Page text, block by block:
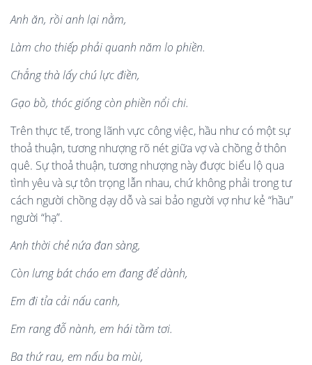
Anh ăn, rồi anh lại nằm,
Làm cho thiếp phải quanh năm lo phiền.
Chẳng thàlấy chú lực điền,
Gạo bồ, thóc giống còn phiền nổi chi.
Trên thực tế, trong lãnh vực công việc, hầu như có một sự
thoả thuận, tương nhượng rõ nét giữa vợ và chồng ở thôn
quê. Sự thoả thuận, tương nhượng này được biểu lộ qua
tình yêu và sự tôn trọng lẫn nhau, chứ không phải trong tư
cách người chồng dạy dỗ và sai bảo người vợ như kẻ “hầu”
người “hạ”.
Anh thời chẻ nứa đan sàng,
Còn lưng bát cháo em đangđể dành,
Em đi tỉa cải nấu canh,
Em rangđỗ nành, em hái tầm tơi.
Ba thứrau, em nấu ba mùi,